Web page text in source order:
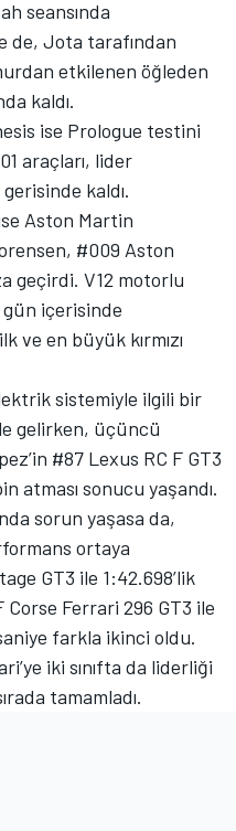
seansında
de, Jota tarafından
etkilenen öğleden
kaldı.
ise Prologue testini
araçları, lider
kaldı.
Aston Martin
, #009 Aston
geçirdi. V12 motorlu
gün içerisinde
ve en büyük kırmızı
sistemiyle ilgili bir
gelirken, üçüncü
’in #87 Lexus RC F GT3
atması sonucu yaşandı.
sorun yaşasa da,
ortaya
GT3 ile 1:42.698’lik
Ferrari 296 GT3 ile
farkla ikinci oldu.
iki sınıfta da liderliği
tamamladı.